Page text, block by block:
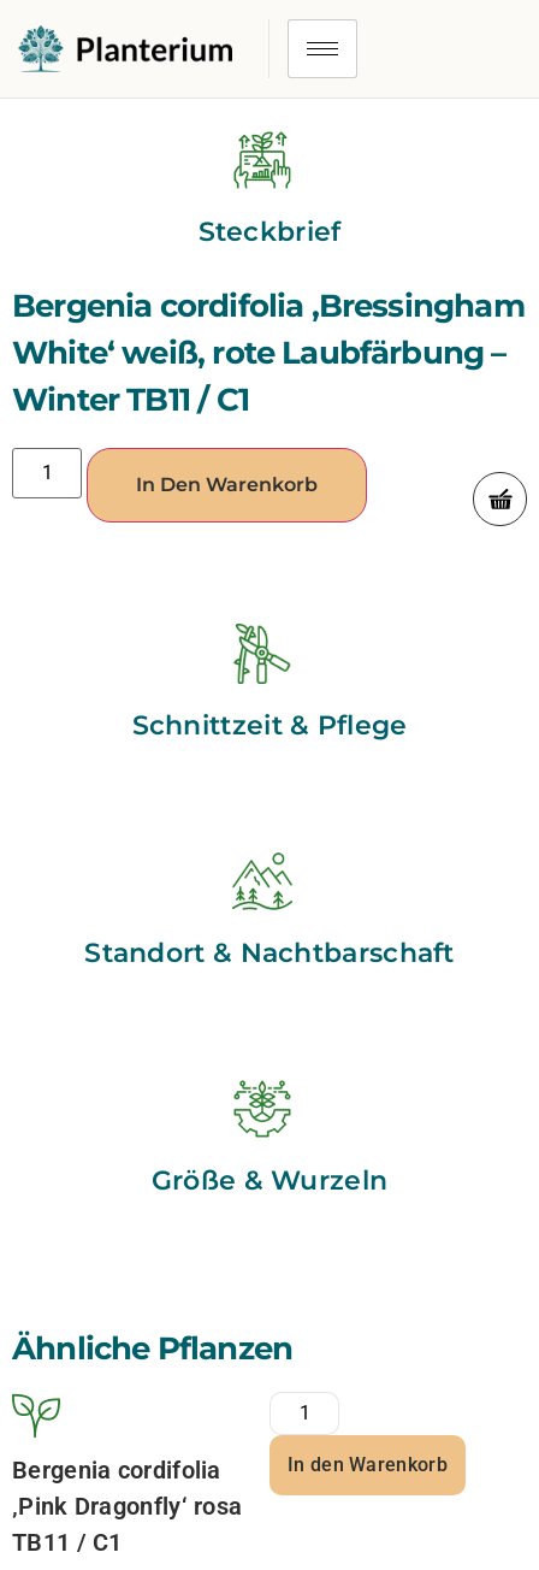
Steckbrief
Bergenia cordifolia ‚Bressingham
White‘ weiß, rote Laubfärbung –
Winter TB11 / C1
In Den Warenkorb
Schnittzeit & Pflege
Standort & Nachtbarschaft
Größe & Wurzeln
Ähnliche Pflanzen
Bergenia cordifolia
‚Pink Dragonfly‘ rosa
TB11 / C1
In den Warenkorb